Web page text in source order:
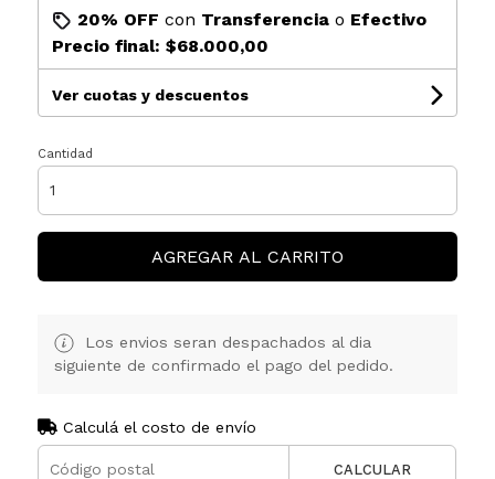
20% OFF con Transferenciao Efectivo
Precio final: $68.000,00
Ver cuotas y descuentos
Cantidad
AGREGAR AL CARRITO
Los envios seran despachados al dia
siguiente de confirmado el pago del pedido.
Calculá el costo de envío
CALCULAR